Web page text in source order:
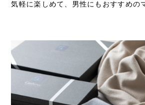
気軽に楽しめて、男性にもおすすめの